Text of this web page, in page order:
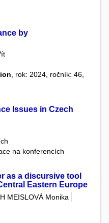
by
, rok: 2024, ročník: 46,
Issues in Czech
na konferencích
as a discursive tool
Eastern Europe
MEISLOVÁ Monika